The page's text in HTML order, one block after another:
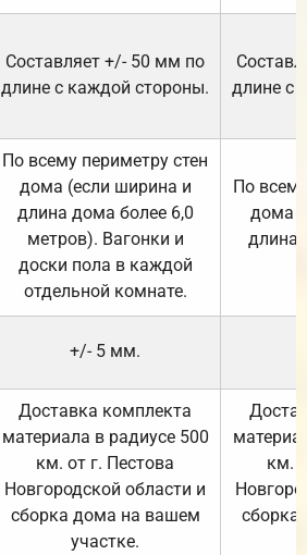
Составляет +/- 50 мм по
длине с каждой стороны.
длине с
По всему периметру стен
дома (если ширина и
длина дома более 6,0
метров). Вагонки и
доски пола в каждой
отдельной комнате.
По
дома
длина
+/- 5 мм.
Доставка комплекта
материала в радиусе 500
км. от г. Пестова
Новгородской области и
сборка дома на вашем
участке.
км.